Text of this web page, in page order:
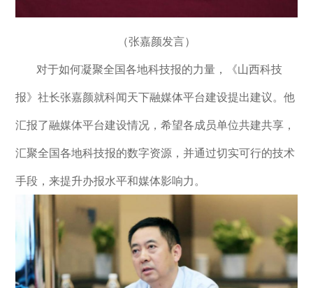
（张嘉颜发言）
对于如何凝聚全国各地科技报的力量，《山西科技
报》社长张嘉颜就科闻天下融媒体平台建设提出建议。他
汇报了融媒体平台建设情况，希望各成员单位共建共享，
汇聚全国各地科技报的数字资源，并通过切实可行的技术
手段，来提升办报水平和媒体影响力。